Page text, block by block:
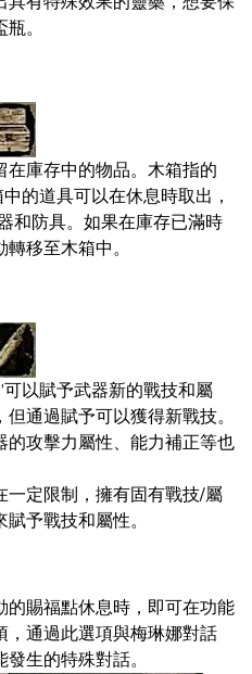
。
庫存中的物品。木箱指的
的道具可以在休息時取出，
和防具。如果在庫存已滿時
移至木箱中。
以賦予武器新的戰技和屬
通過賦予可以獲得新戰技。
攻擊力屬性、能力補正等也
定限制，擁有固有戰技/屬
予戰技和屬性。
賜福點休息時，即可在功能
通過此選項與梅琳娜對話
生的特殊對話。